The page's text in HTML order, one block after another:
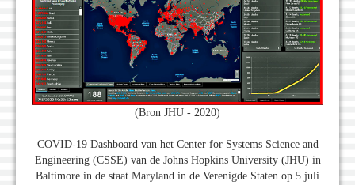
(Bron JHU - 2020)
COVID-19 Dashboard van het Center for Systems Science and
Engineering (CSSE) van de Johns Hopkins University (JHU) in
Baltimore in de staat Maryland in de Verenigde Staten op 5 juli